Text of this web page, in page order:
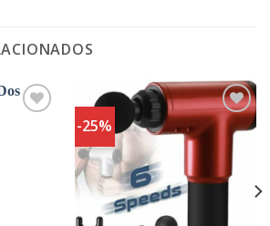
-25%
Agregar
Favoritos